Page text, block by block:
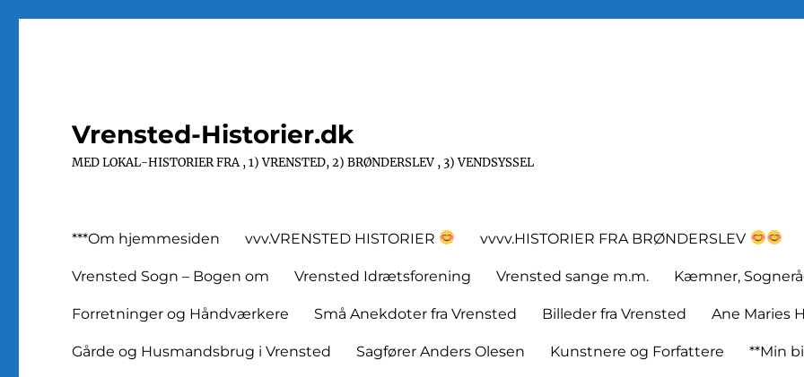
Vrensted-Historier.dk
MED LOKAL-HISTORIER FRA , 1) VRENSTED, 2) BRØNDERSLEV , 3) VENDSYSSEL
***Om hjemmesiden vvv.VRENSTED HISTORIER vvvv.HISTORIER FRA BRØNDERSLEV
Vrensted Sogn – Bogen om Vrensted Idrætsforening Vrensted sange m.m. Kæmner,
Forretninger og Håndværkere Små Anekdoter fra Vrensted Billeder fra Vrensted Ane Maries
Gårde og Husmandsbrug i Vrensted Sagfører Anders Olesen Kunstnere og Forfattere **Min